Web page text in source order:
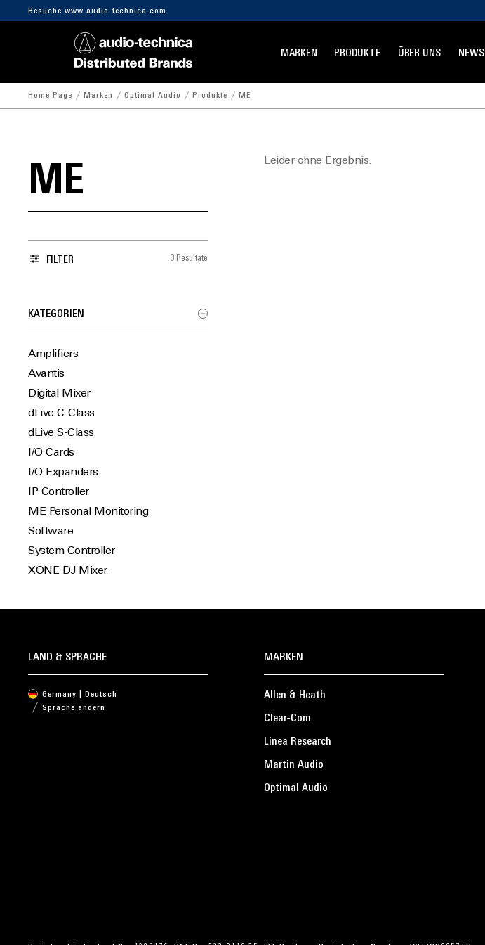
Besuche www.audio-technica.com
MARKEN PRODUKTE ÜBER UNS NEWS
Home Page Marken Optimal Audio Produkte ME
ME
FILTER 0 Resultate
KATEGORIEN
Amplifiers
Avantis
Digital Mixer
dLive C-Class
dLive S-Class
I/O Cards
I/O Expanders
IP Controller
ME Personal Monitoring
Software
System Controller
XONE DJ Mixer
Leider ohne Ergebnis.
MARKEN
Allen & Heath
Clear-Com
Linea Research
Martin Audio
Optimal Audio
LAND & SPRACHE
Germany | Deutsch
Sprache ändern